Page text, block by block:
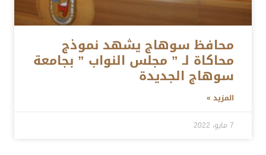
محافظ سوهاج يشهد نموذج
محاكاة لـ ” مجلس النواب ” بجامعة
سوهاج الجديدة
المزيد »
7 مايو، 2022